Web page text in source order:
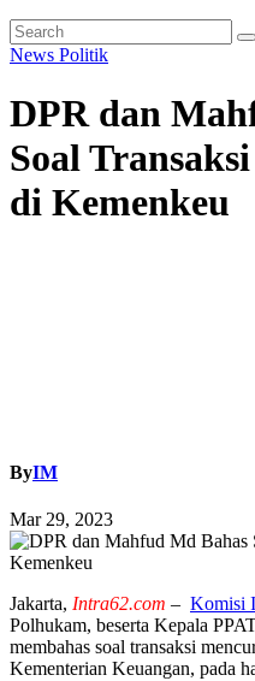
News Politik
DPR dan
Soal
di Kemenkeu
ByIM
Mar 29, 2023
Jakarta, Intra62.com – Komisi
Polhukam, beserta Kepala
membahas soal transaksi
Kementerian Keuangan, pada